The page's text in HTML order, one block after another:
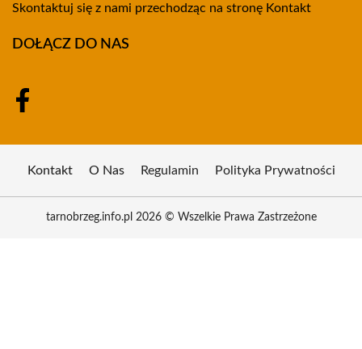
Skontaktuj się z nami przechodząc na stronę Kontakt
DOŁĄCZ DO NAS
Kontakt O Nas Regulamin Polityka Prywatności
tarnobrzeg.info.pl 2026 © Wszelkie Prawa Zastrzeżone